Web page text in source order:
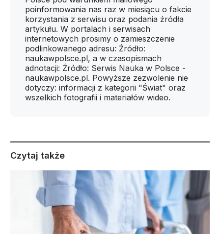
poinformowania nas raz w miesiącu o fakcie
korzystania z serwisu oraz podania źródła
artykułu. W portalach i serwisach
internetowych prosimy o zamieszczenie
podlinkowanego adresu: Źródło:
naukawpolsce.pl, a w czasopismach
adnotacji: Źródło: Serwis Nauka w Polsce -
naukawpolsce.pl. Powyższe zezwolenie nie
dotyczy: informacji z kategorii "Świat" oraz
wszelkich fotografii i materiałów wideo.
Czytaj także